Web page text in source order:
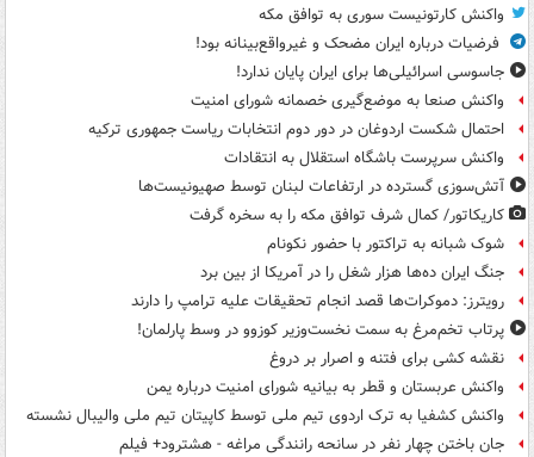
واکنش کارتونیست سوری به توافق مکه
فرضیات درباره ایران مضحک و غیرواقع‌بینانه بود!
جاسوسی اسرائیلی‌ها برای ایران پایان ندارد!
واکنش صنعا به موضع‌گیری خصمانه شورای امنیت
احتمال شکست اردوغان در دور دوم انتخابات ریاست جمهوری ترکیه
واکنش سرپرست باشگاه استقلال به انتقادات
آتش‌سوزی گسترده در ارتفاعات لبنان توسط صهیونیست‌ها
کاریکاتور/ کمال شرف توافق مکه را به سخره گرفت
شوک شبانه به تراکتور با حضور نکونام
جنگ ایران ده‌ها هزار شغل را در آمریکا از بین برد
رویترز: دموکرات‌ها قصد انجام تحقیقات علیه ترامپ را دارند
پرتاب تخم‌مرغ به سمت نخست‌وزیر کوزوو در وسط پارلمان!
نقشه کشی برای فتنه و اصرار بر دروغ
واکنش عربستان و قطر به بیانیه شورای امنیت درباره یمن
واکنش کشفیا به ترک اردوی تیم ملی توسط کاپیتان تیم ملی والیبال نشسته
جان باختن چهار نفر در سانحه رانندگی مراغه - هشترود+ فیلم